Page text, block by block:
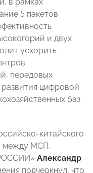
в рамках
5 пакетов
и двух
ускорить
передовых
цифровой
баз
китайского
между МСП,
Александр
подчеркнул, что